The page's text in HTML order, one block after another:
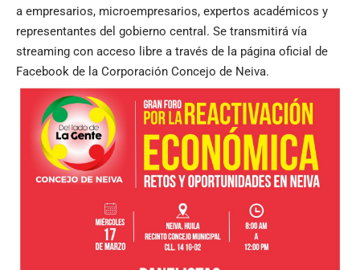
a empresarios, microempresarios, expertos académicos y
representantes del gobierno central. Se transmitirá vía
streaming con acceso libre a través de la página oficial de
Facebook de la Corporación Concejo de Neiva.